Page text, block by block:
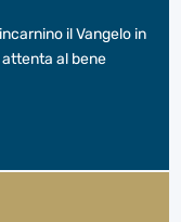
il Vangelo in
al bene